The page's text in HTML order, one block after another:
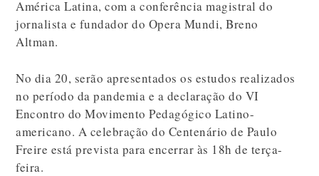
América Latina, com a conferência magistral do
jornalista e fundador do Opera Mundi, Breno
Altman.
No dia 20, serão apresentados os estudos realizados
no período da pandemia e a declaração do VI
Encontro do Movimento Pedagógico Latino-
americano. A celebração do Centenário de Paulo
Freire está prevista para encerrar às 18h de terça-
feira.